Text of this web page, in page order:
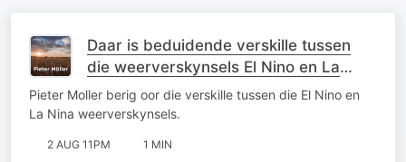
Daar is beduidende verskille tussen
die weerverskynsels El Nino en La
Nina
Pieter Moller berig oor die verskille tussen die El Nino en
La Nina weerverskynsels.
2 AUG 11PM 1 MIN